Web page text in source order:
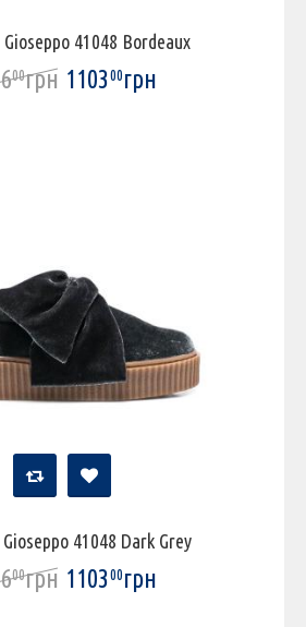
Gioseppo 41048 Bordeaux
00грн 110300грн
Gioseppo 41048 Dark Grey
00грн 110300грн